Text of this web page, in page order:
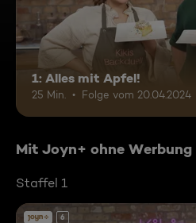
1: Alles mit Apfel!
25 Min. Folge vom 20.04.2024
Mit Joyn+ ohne Werbung
Staffel 1
6